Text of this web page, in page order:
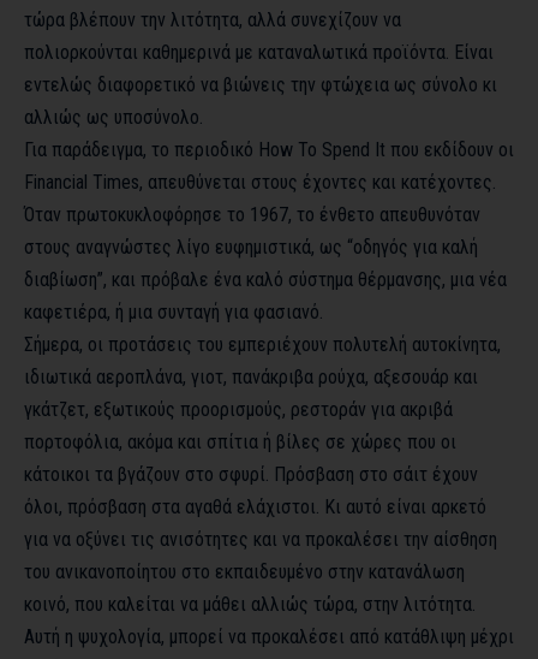
τώρα βλέπουν την λιτότητα, αλλά συνεχίζουν να
πολιορκούνται καθημερινά με καταναλωτικά προϊόντα. Είναι
εντελώς διαφορετικό να βιώνεις την φτώχεια ως σύνολο κι
αλλιώς ως υποσύνολο.
Για παράδειγμα, το περιοδικό How To Spend It που εκδίδουν οι
Financial Times, απευθύνεται στους έχοντες και κατέχοντες.
Όταν πρωτοκυκλοφόρησε το 1967, το ένθετο απευθυνόταν
στους αναγνώστες λίγο ευφημιστικά, ως “οδηγός για καλή
διαβίωση”, και πρόβαλε ένα καλό σύστημα θέρμανσης, μια νέα
καφετιέρα, ή μια συνταγή για φασιανό.
Σήμερα, οι προτάσεις του εμπεριέχουν πολυτελή αυτοκίνητα,
ιδιωτικά αεροπλάνα, γιοτ, πανάκριβα ρούχα, αξεσουάρ και
γκάτζετ, εξωτικούς προορισμούς, ρεστοράν για ακριβά
πορτοφόλια, ακόμα και σπίτια ή βίλες σε χώρες που οι
κάτοικοι τα βγάζουν στο σφυρί. Πρόσβαση στο σάιτ έχουν
όλοι, πρόσβαση στα αγαθά ελάχιστοι. Κι αυτό είναι αρκετό
για να οξύνει τις ανισότητες και να προκαλέσει την αίσθηση
του ανικανοποίητου στο εκπαιδευμένο στην κατανάλωση
κοινό, που καλείται να μάθει αλλιώς τώρα, στην λιτότητα.
Αυτή η ψυχολογία, μπορεί να προκαλέσει από κατάθλιψη μέχρι